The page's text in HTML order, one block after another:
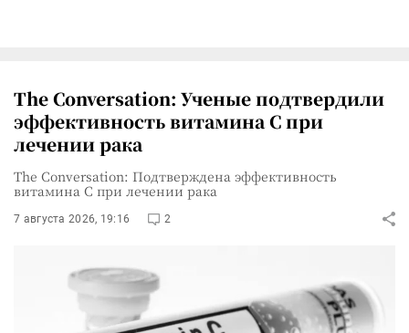
The Conversation: Ученые подтвердили
эффективность витамина C при
лечении рака
The Conversation: Подтверждена эффективность
витамина C при лечении рака
7 августа 2026, 19:16 2